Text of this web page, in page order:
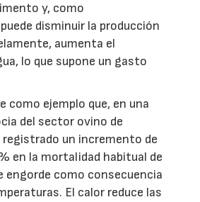
y, como
disminuir la producción
aumenta el
lo que supone un gasto
como ejemplo que, en una
del sector ovino de
registrado un incremento de
en la mortalidad habitual de
engorde como consecuencia
El calor reduce las